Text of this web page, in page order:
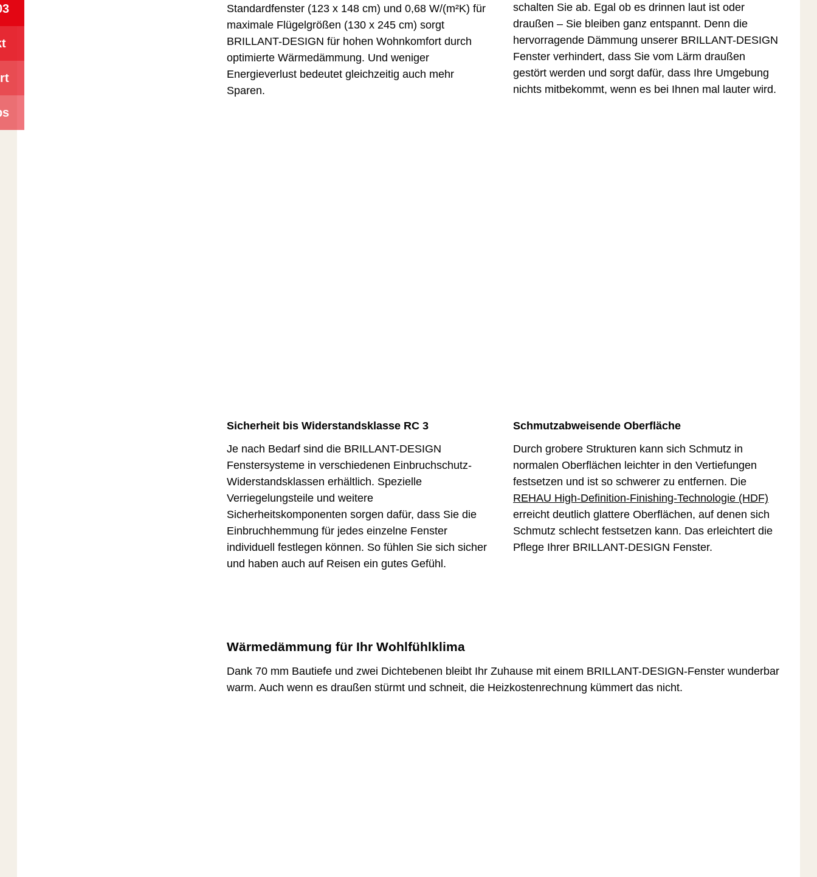
Standardfenster (123 x 148 cm) und 0,68 W/(m²K) für
maximale Flügelgrößen (130 x 245 cm) sorgt
BRILLANT-DESIGN für hohen Wohnkomfort durch
optimierte Wärmedämmung. Und weniger
Energieverlust bedeutet gleichzeitig auch mehr
Sparen.
schalten Sie ab. Egal ob es drinnen laut ist oder
draußen – Sie bleiben ganz entspannt. Denn die
hervorragende Dämmung unserer BRILLANT-DESIGN
Fenster verhindert, dass Sie vom Lärm draußen
gestört werden und sorgt dafür, dass Ihre Umgebung
nichts mitbekommt, wenn es bei Ihnen mal lauter wird.
Sicherheit bis Widerstandsklasse RC 3
Je nach Bedarf sind die BRILLANT-DESIGN
Fenstersysteme in verschiedenen Einbruchschutz-
Widerstandsklassen erhältlich. Spezielle
Verriegelungsteile und weitere
Sicherheitskomponenten sorgen dafür, dass Sie die
Einbruchhemmung für jedes einzelne Fenster
individuell festlegen können. So fühlen Sie sich sicher
und haben auch auf Reisen ein gutes Gefühl.
Schmutzabweisende Oberfläche
Durch grobere Strukturen kann sich Schmutz in
normalen Oberflächen leichter in den Vertiefungen
festsetzen und ist so schwerer zu entfernen. Die
REHAU High-Definition-Finishing-Technologie (HDF)
erreicht deutlich glattere Oberflächen, auf denen sich
Schmutz schlecht festsetzen kann. Das erleichtert die
Pflege Ihrer BRILLANT-DESIGN Fenster.
Wärmedämmung für Ihr Wohlfühlklima
Dank 70 mm Bautiefe und zwei Dichtebenen bleibt Ihr Zuhause mit einem BRILLANT-DESIGN-Fenster wunderbar
warm. Auch wenn es draußen stürmt und schneit, die Heizkostenrechnung kümmert das nicht.